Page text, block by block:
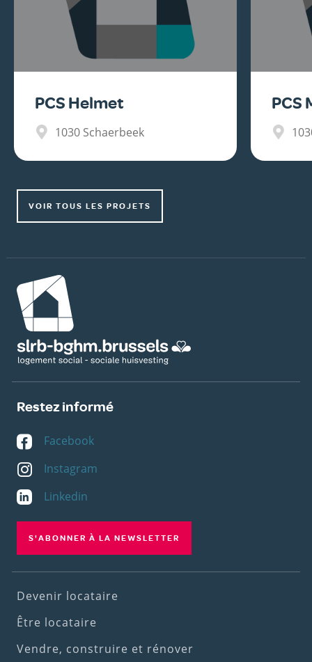
PCS Helmet
1030 Schaerbeek
PCS
VOIR TOUS LES PROJETS
Image
Restez informé
Facebook
Instagram
Linkedin
S'ABONNER À LA NEWSLETTER
Footer
(1st
menu)
Devenir locataire
Être locataire
Vendre, construire et rénover